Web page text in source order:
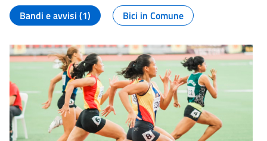
Bandi e avvisi (1)
Bici in Comune